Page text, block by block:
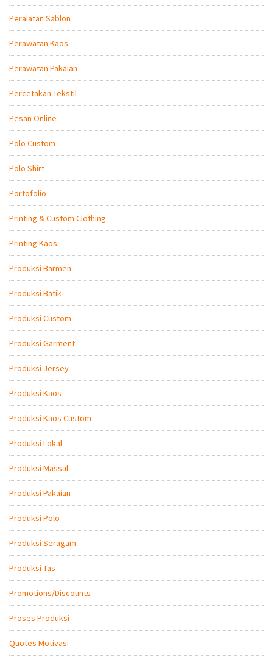
Peralatan Sablon
Perawatan Kaos
Perawatan Pakaian
Percetakan Tekstil
Pesan Online
Polo Custom
Polo Shirt
Portofolio
Printing & Custom Clothing
Printing Kaos
Produksi Barmen
Produksi Batik
Produksi Custom
Produksi Garment
Produksi Jersey
Produksi Kaos
Produksi Kaos Custom
Produksi Lokal
Produksi Massal
Produksi Pakaian
Produksi Polo
Produksi Seragam
Produksi Tas
Promotions/Discounts
Proses Produksi
Quotes Motivasi